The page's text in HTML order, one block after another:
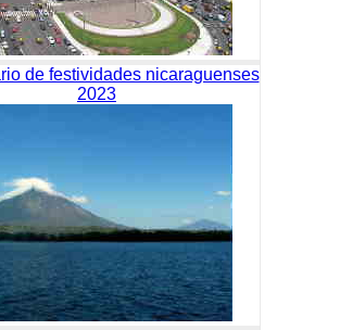
de festividades nicaraguenses
2023